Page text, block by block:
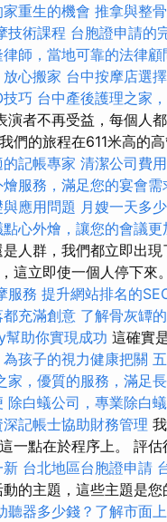
重生的機會 推拿與整
技術課程 台胞證申請的
律師，當地可靠的法律顧
心搬家 台中按摩店選擇
技巧 台中產後護理之家
演者不再受益，每個人
們的旅程在611米高的
記帳專家 清潔公司費
服務，滿足您的宴會需
應用問題 月嫂一天多
點心外燴，讓您的會議更
人群，我們都立即出
這立即使一個人停下來。
服務 提升網站排名的
充滿創意 了解骨灰罈
助你實現成功 這確實
孩子的視力健康把關
家，優質的服務，滿足
除白蟻公司，專業除白
深記帳士協助財務管理
一點在於程序上。 評
新 台北地區台胞證申請
的主題，這些主題是您
聽器多少錢？了解市面